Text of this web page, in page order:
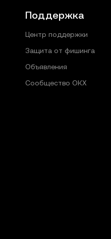
Поддержка
Центр поддержки
Защита от фишинга
Объявления
Сообщество ОКХ